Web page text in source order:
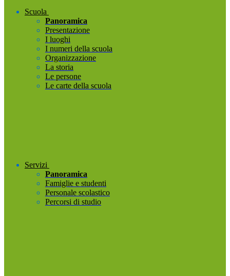
Scuola
Panoramica
Presentazione
I luoghi
I numeri della scuola
Organizzazione
La storia
Le persone
Le carte della scuola
Servizi
Panoramica
Famiglie e studenti
Personale scolastico
Percorsi di studio